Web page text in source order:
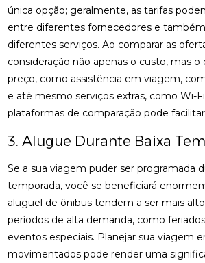
única opção; geralmente, as tarifas
entre diferentes fornecedores e
diferentes serviços. Ao comparar as
consideração não apenas o custo, mas o
preço, como assistência em viagem,
e até mesmo serviços extras, como Wi-
plataformas de comparação pode
3. Alugue Durante Baixa
Se a sua viagem puder ser programada
temporada, você se beneficiará
aluguel de ônibus tendem a ser mais
períodos de alta demanda, como
eventos especiais. Planejar sua viagem
movimentados pode render uma